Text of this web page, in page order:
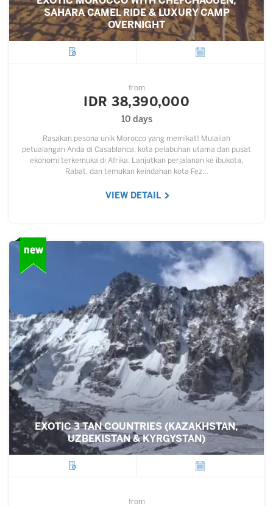
SAHARA CAMEL RIDE & LUXURY CAMP
OVERNIGHT
from
IDR 38,390,000
10 days
Rasakan pesona unik Morocco yang memikat! Mulailah
petualangan Anda di Casablanca, kota pelabuhan utama dan pusat
ekonomi terkemuka di Afrika. Lanjutkan perjalanan ke ibukota,
Rabat, dan temukan keindahan kota Fez…
VIEW DETAIL
EXOTIC 3 TAN COUNTRIES (KAZAKHSTAN,
UZBEKISTAN & KYRGYSTAN)
from